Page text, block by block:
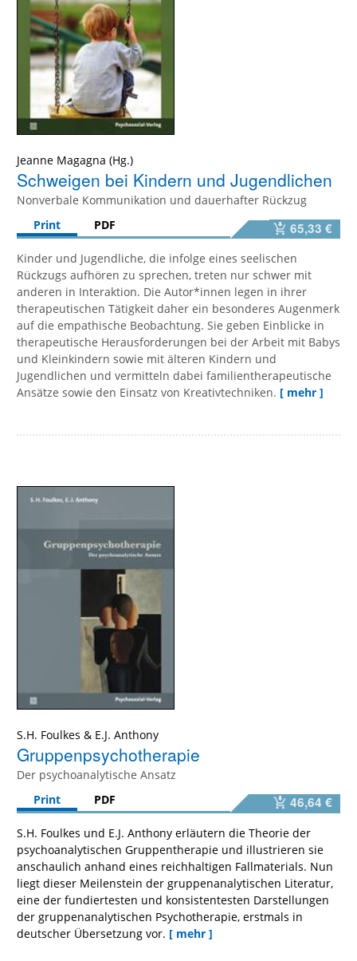
Jeanne Magagna
Schweigen bei Kindern und Jugendlichen
Nonverbale Kommunikation und dauerhafter Rückzug
Print
PDF 65,33 €
Kinder und Jugendliche, die infolge eines seelischen
Rückzugs aufhören zu sprechen, treten nur schwer mit
anderen in Interaktion. Die Autor*innen legen in ihrer
therapeutischen Tätigkeit daher ein besonderes Augenmerk
auf die empathische Beobachtung. Sie geben Einblicke in
therapeutische Herausforderungen bei der Arbeit mit Babys
und Kleinkindern sowie mit älteren Kindern und
Jugendlichen und vermitteln dabei familientherapeutische
Ansätze sowie den Einsatz von Kreativtechniken. [ mehr ]
S.H. Foulkes & E.J. Anthony
Gruppenpsychotherapie
Der psychoanalytische Ansatz
Print
PDF 46,64 €
S.H. Foulkes und E.J. Anthony erläutern die Theorie der
psychoanalytischen Gruppentherapie und illustrieren sie
anschaulich anhand eines reichhaltigen Fallmaterials. Nun
liegt dieser Meilenstein der gruppenanalytischen Literatur,
eine der fundiertesten und konsistentesten Darstellungen
der gruppenanalytischen Psychotherapie, erstmals in
deutscher Übersetzung vor. [ mehr ]